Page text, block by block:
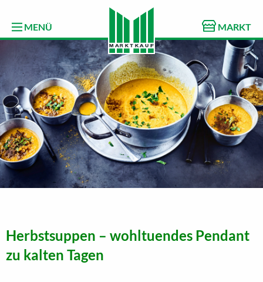
MENÜ MARKT
Herbstsuppen – wohltuendes Pendant
zu kalten Tagen